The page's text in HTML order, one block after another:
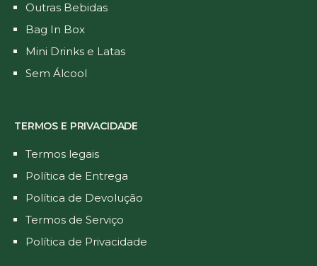
Outras Bebidas
Bag In Box
Mini Drinks e Latas
Sem Álcool
TERMOS E PRIVACIDADE
Termos legais
Política de Entrega
Política de Devolução
Termos de Serviço
Política de Privacidade